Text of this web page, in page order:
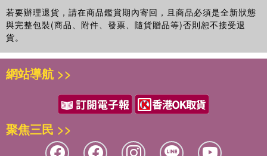
若要辦理退貨，請在商品鑑賞期內寄回，且商品必須是全新狀態
與完整包裝(商品、附件、發票、隨貨贈品等)否則恕不接受退
貨。
網站導航 >>
聚焦三民 >>